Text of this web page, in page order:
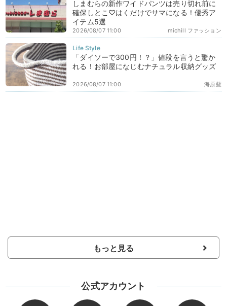
しまむらの新作ワイドパンツは売り切れ前に
確保しとこ♡はくだけでサマになる！優秀ア
イテム5選
michill ファッション
2026/08/07 11:00
「ダイソーで300円！？」値段を言うと驚か
れる！お部屋になじむナチュラル収納グッズ
海原藍
2026/08/07 11:00
もっと見る
公式アカウント